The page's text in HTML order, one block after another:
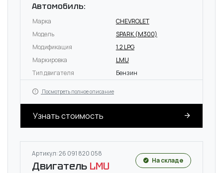
Автомобиль:
Марка
CHEVROLET
Модель
SPARK (M300)
Модификация
1.2 LPG
Маркировка
LMU
Тип двигателя
Бензин
Посмотреть полное описание
Узнать стоимость
Артикул: 26 091 820 058
Двигатель LMU На складе